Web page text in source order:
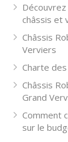
châssis et
Châssis
Verviers
Charte
Châssis
Grand
Comment
sur le